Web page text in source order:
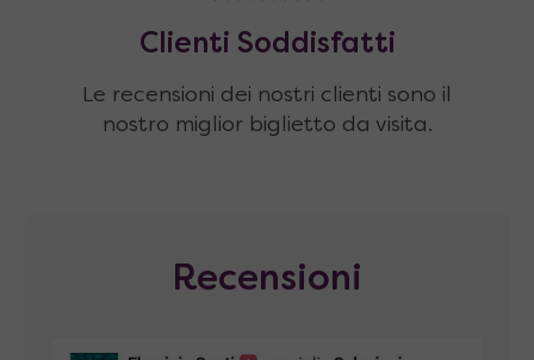
Clienti Soddisfatti
Le recensioni dei nostri clienti sono il
nostro miglior biglietto da visita.
Recensioni